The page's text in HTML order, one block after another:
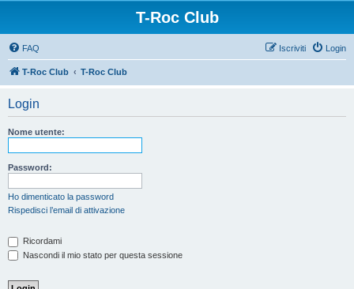
T-Roc Club
FAQ Login
Iscriviti
T-Roc Club T-Roc Club
Login
Nome utente:
Password:
Ho dimenticato la password
Rispedisci l’email di attivazione
Ricordami
Nascondi il mio stato per questa sessione